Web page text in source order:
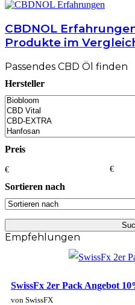
CBDNOL
Produkte im
Passendes CBD Öl finden
Hersteller
Preis
€ €
Sortieren nach
Empfehlungen
SwissFx 2er Pack Angebot
von SwissFX